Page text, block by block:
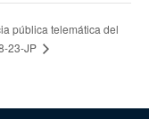
pública telemática del
23-JP